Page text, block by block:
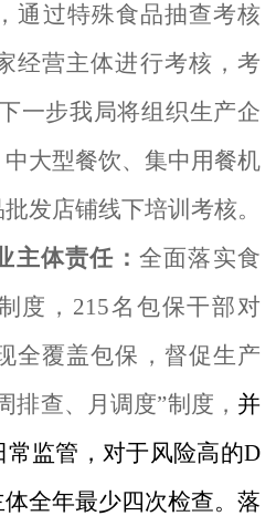
通过特殊食品抽查考核
经营主体进行考核，考
一步我局将组织生产企
大型餐饮、集中用餐机
发店铺线下培训考核。
主体责任： 全面落实食
度，215名包保干部对
全覆盖包保，督促生产
排查、月调度”制度， 并
常监管，对于风险高的D
全年最少四次检查。落